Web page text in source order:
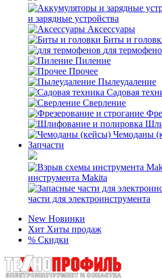
и зарядные устройства
Аксессуары
Биты и
для
Пиление
Прочее
Пылеудаление
Садовая
Сверление
Чемоданы
Запчасти
инструмента Makita
части для электроинструмента
New Новинки
Хит Хиты продаж
% Скидки